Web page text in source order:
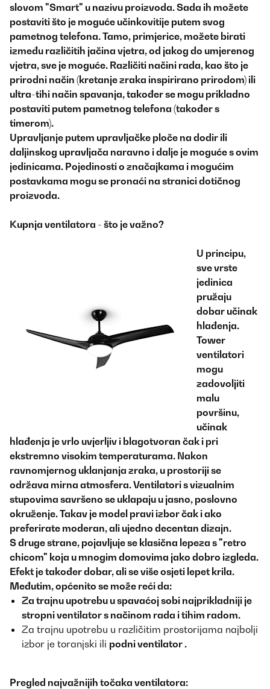
slovom "Smart" u nazivu proizvoda. Sada ih možete
postaviti što je moguće učinkovitije putem svog
pametnog telefona. Tamo, primjerice, možete birati
između različitih jačina vjetra, od jakog do umjerenog
vjetra, sve je moguće. Različiti načini rada, kao što je
prirodni način (kretanje zraka inspirirano prirodom) ili
ultra-tihi način spavanja, također se mogu prikladno
postaviti putem pametnog telefona (također s
timerom).
Upravljanje putem upravljačke ploče na dodir ili
daljinskog upravljača naravno i dalje je moguće s ovim
jedinicama. Pojedinosti o značajkama i mogućim
postavkama mogu se pronaći na stranici dotičnog
proizvoda.
Kupnja ventilatora - što je važno?
U principu,
sve vrste
jedinica
pružaju
dobar učinak
hlađenja.
Tower
ventilatori
mogu
zadovoljiti
malu
površinu,
učinak
hlađenja je vrlo uvjerljiv i blagotvoran čak i pri
ekstremno visokim temperaturama. Nakon
ravnomjernog uklanjanja zraka, u prostoriji se
održava mirna atmosfera. Ventilatori s vizualnim
stupovima savršeno se uklapaju u jasno, poslovno
okruženje. Takav je model pravi izbor čak i ako
preferirate moderan, ali ujedno decentan dizajn.
S druge strane, pojavljuje se klasična lepeza s "retro
chicom" koja u mnogim domovima jako dobro izgleda.
Efekt je također dobar, ali se više osjeti lepet krila.
Međutim, općenito se može reći da:
Za trajnu upotrebu u spavaćoj sobi najprikladniji je
stropni ventilator s načinom rada i tihim radom.
Za trajnu upotrebu u različitim prostorijama najbolji
izbor je toranjski ili podni ventilator .
Pregled najvažnijih točaka ventilatora: